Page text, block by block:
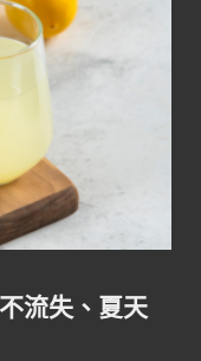
流失、夏天